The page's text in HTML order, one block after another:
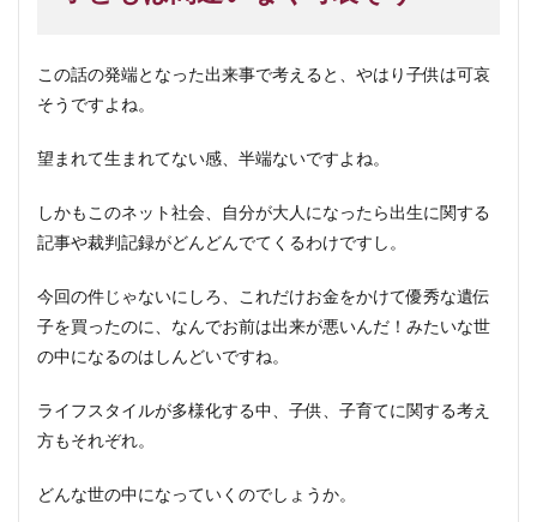
この話の発端となった出来事で考えると、やはり子供は可哀
そうですよね。
望まれて生まれてない感、半端ないですよね。
しかもこのネット社会、自分が大人になったら出生に関する
記事や裁判記録がどんどんでてくるわけですし。
今回の件じゃないにしろ、これだけお金をかけて優秀な遺伝
子を買ったのに、なんでお前は出来が悪いんだ！みたいな世
の中になるのはしんどいですね。
ライフスタイルが多様化する中、子供、子育てに関する考え
方もそれぞれ。
どんな世の中になっていくのでしょうか。